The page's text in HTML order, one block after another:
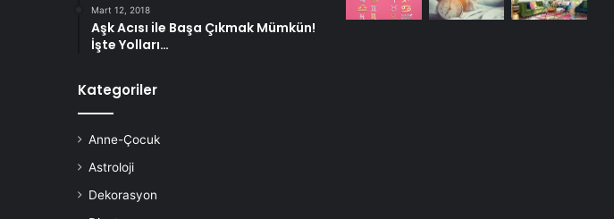
Mart 12, 2018
Aşk Acısı ile Başa Çıkmak Mümkün!
İşte Yolları…
Kategoriler
Anne-Çocuk
Astroloji
Dekorasyon